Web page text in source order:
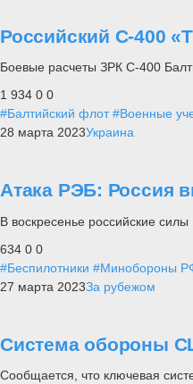
Российский С-400
Боевые расчеты ЗРК С-400
1 934 0 0
#Балтийский флот #Военные
28 марта 2023Украина
Атака РЭБ: Россия
В воскресенье российские
634 0 0
#Беспилотники #Минобороны
27 марта 2023За рубежом
Система обороны
Сообщается, что ключевая